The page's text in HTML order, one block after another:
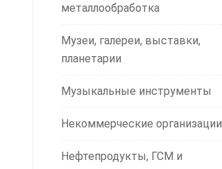
металлообработка
Музеи, галереи, выставки,
планетарии
Музыкальные инструменты
Некоммерческие организации
Нефтепродукты, ГСМ и